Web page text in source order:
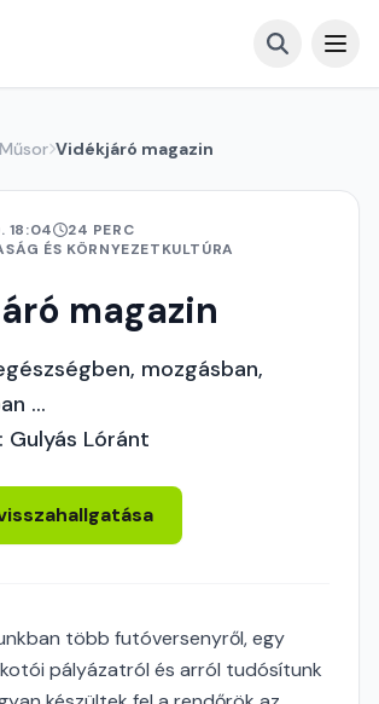
Vidékjáró magazin
18:04
24 PERC
ÉS KÖRNYEZETKULTÚRA
magazin
mozgásban,
...
Gulyás Lóránt
több futóversenyről, egy
pályázatról és arról tudósítunk